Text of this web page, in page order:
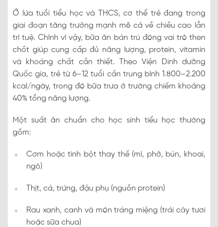
Ở lứa tuổi tiểu học và THCS, cơ thể trẻ đang trong
giai đoạn tăng trưởng mạnh mẽ cả về chiều cao lẫn
trí tuệ. Chính vì vậy, bữa ăn bán trú đóng vai trò then
chốt giúp cung cấp đủ năng lượng, protein, vitamin
và khoáng chất cần thiết. Theo Viện Dinh dưỡng
Quốc gia, trẻ từ 6–12 tuổi cần trung bình 1.800–2.200
kcal/ngày, trong đó bữa trưa ở trường chiếm khoảng
40% tổng năng lượng.
Một suất ăn chuẩn cho học sinh tiểu học thường
gồm:
Cơm hoặc tinh bột thay thế (mì, phở, bún, khoai,
ngô)
Thịt, cá, trứng, đậu phụ (nguồn protein)
Rau xanh, canh và món tráng miệng (trái cây tươi
hoặc sữa chua)